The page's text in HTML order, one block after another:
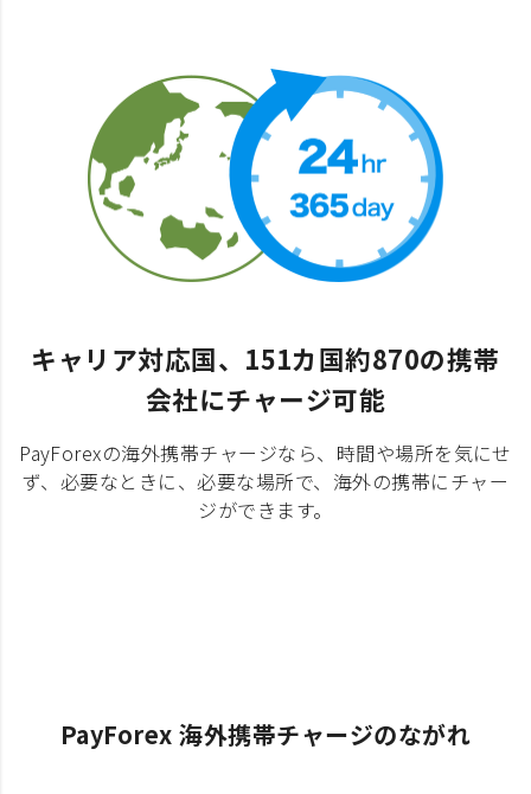
キャリア対応国、151カ国約870の携帯
会社にチャージ可能
PayForexの海外携帯チャージなら、時間や場所を気にせ
ず、必要なときに、必要な場所で、海外の携帯にチャー
ジができます。
PayForex 海外携帯チャージのながれ